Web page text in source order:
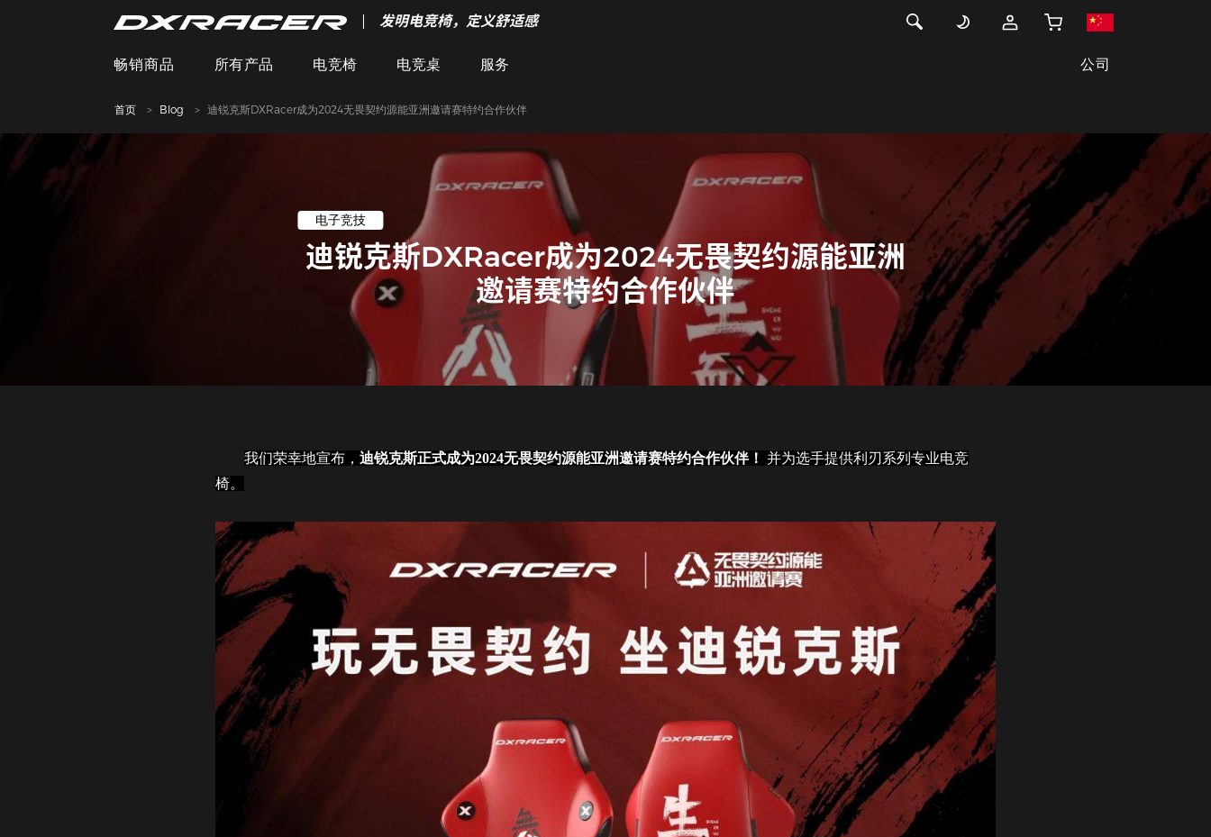
发明电竞椅，定义舒适感
畅销商品 所有产品 电竞椅 电竞桌 服务 公司
首页 Blog 迪锐克斯DXRacer成为2024无畏契约源能亚洲邀请赛特约合作伙伴
电子竞技
迪锐克斯DXRacer成为2024无畏契约源能亚洲
邀请赛特约合作伙伴
我们荣幸地宣布， 迪锐克斯正式成为2024无畏契约源能亚洲邀请赛特约合作伙伴！ 并为选手提供利刃系列专业电竞
椅。